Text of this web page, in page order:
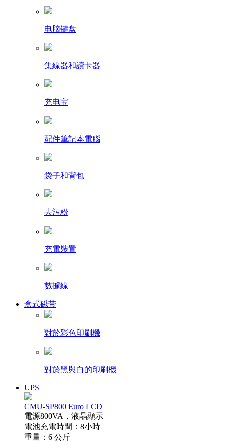
电脑键盘
集線器和讀卡器
充电宝
配件筆記本電腦
袋子和背包
去污粉
充電裝置
數據線
盒式磁带
對於彩色印刷機
對於黑與白的印刷機
UPS
CMU-SP800 Euro LCD
電源800VA，液晶顯示
電池充電時間：8小時
重量：6 公斤